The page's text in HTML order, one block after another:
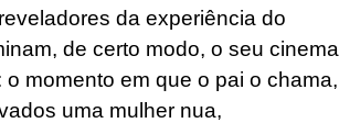
da experiência do
de certo modo, o seu cinema
momento em que o pai o chama,
uma mulher nua,